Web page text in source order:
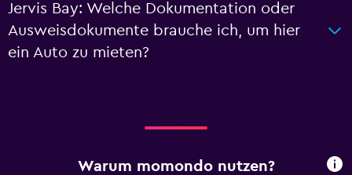
Jervis Bay: Welche Dokumentation oder
Ausweisdokumente brauche ich, um hier
ein Auto zu mieten?
Warum momondo nutzen?